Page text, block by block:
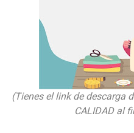
(Tienes el link de descarga
CALIDAD al